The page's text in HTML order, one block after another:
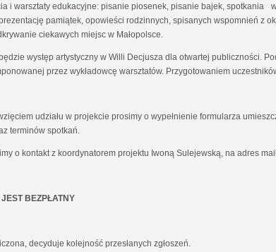
i warsztaty edukacyjne: pisanie piosenek, pisanie bajek, spotkania
pamiątek, opowieści rodzinnych, spisanych wspomnień z
ciekawych miejsc w Małopolsce.
występ artystyczny w Willi Decjusza dla otwartej publiczności.
przez wykładowcę warsztatów. Przygotowaniem
udziału w projekcie prosimy o wypełnienie formularza
terminów spotkań.
o kontakt z koordynatorem projektu Iwoną Sulejewską, na adres
BEZPŁATNY
decyduje kolejność przesłanych zgłoszeń.